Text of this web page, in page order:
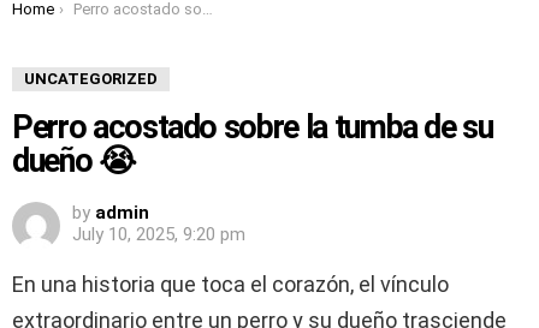
You are here:
Home Perro acostado sobre la tumba de su dueño 😭
UNCATEGORIZED
Perro acostado sobre la tumba de su
dueño 😭
by admin
July 10, 2025, 9:20 pm
En una historia que toca el corazón, el vínculo
extraordinario entre un perro y su dueño trasciende